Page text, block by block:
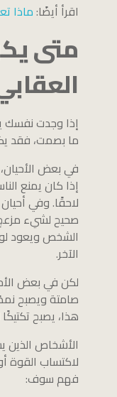
اقرأ أيضًا:ماذا
متى
إذا وجدت
ما بصمت، فقد
في بعض
إذا كان يمنع
لاحقًا. وفي
صحيح لشيء
الشخص ويعود
الآخر.
لكن في بعض
صامتة ويصبح
هذا، يصبح
الأشخاص
لاكتساب القوة
فهم سوف: